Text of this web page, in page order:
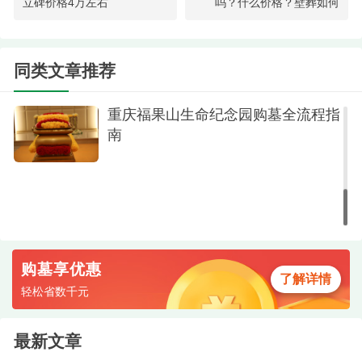
二、地理位置与交通
号。
如何前往：
好，交通便利。
立碑价格4万左右
吗？什么价格？壁葬如何
同类文章推荐
新墓地价格参考
果山生命纪念园地址在哪里？
重庆福果山生命纪念园购墓全流程指
南
购墓享优惠
轻松省数千元
了解详情
最新文章